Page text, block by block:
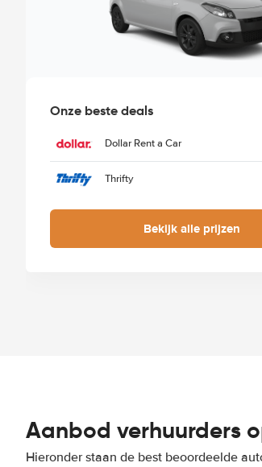
Onze beste deals
Dollar Rent a Car
Thrifty
Bekijk alle prijzen
Aanbod verhuurders
Hieronder staan de best beoordeelde